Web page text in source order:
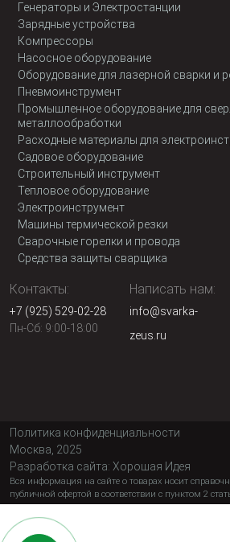
Генераторы и Электростанции
Зарядные устройства
Компрессоры
Насосное оборудование
Оборудование для лазерной сварки и
Пневмоинструмент
Промышленное оборудование для
металлообработки
Расходные материалы для
Садовое оборудование
Строительный инструмент
Тепловое оборудование
Электроинструмент
Машины термической резки
Сварочные горелки и провода
Средства защиты сварщика
Контакты:
+7 (925) 529-02-28
Пн-Сб: 9:00-18:00
Написать нам:
info@svarka-
zeus.ru
Политика конфиденциальности
Москва, 2025
Разработка сайта: Хорошая Идея
Вся информация на сайте о товарах носит
публичной офертой в соответствии с пунктом 2